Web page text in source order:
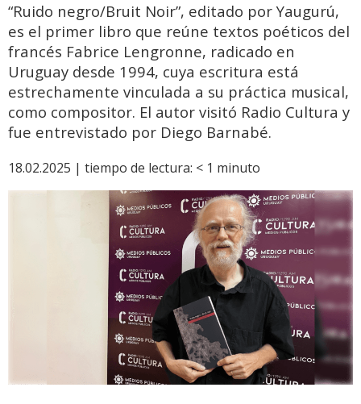
“Ruido negro/Bruit Noir”, editado por Yaugurú,
es el primer libro que reúne textos poéticos del
francés Fabrice Lengronne, radicado en
Uruguay desde 1994, cuya escritura está
estrechamente vinculada a su práctica musical,
como compositor. El autor visitó Radio Cultura y
fue entrevistado por Diego Barnabé.
18.02.2025 | tiempo de lectura: < 1 minuto